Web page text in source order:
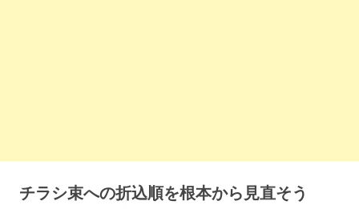
チラシ束への折込順を根本から見直そう